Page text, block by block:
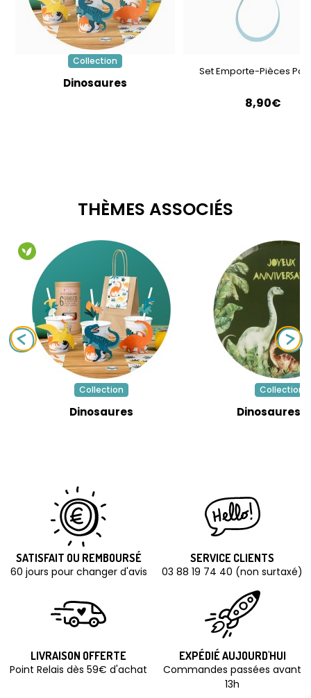
Collection
Dinosaures
Set Emporte-Pièces
8,90€
THÈMES ASSOCIÉS
Collection
Dinosaures
Collection
Dinosaures
SATISFAIT OU REMBOURSÉ
60 jours pour changer d'avis
SERVICE CLIENTS
03 88 19 74 40 (non surtaxé)
LIVRAISON OFFERTE
Point Relais dès 59€ d'achat
EXPÉDIÉ AUJOURD'HUI
Commandes passées avant
13h